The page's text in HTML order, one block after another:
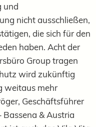
und
nicht ausschließen,
die sich für den
haben. Acht der
Group tragen
wird zukünftig
weitaus mehr
Geschäftsführer
Bassena & Austria